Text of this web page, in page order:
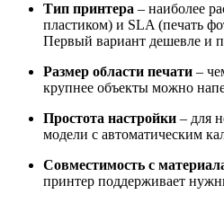
Тип принтера – наиболее
пластиком) и SLA (печать
Первый вариант дешевле и
Размер области печати –
крупнее объекты можно
Простота настройки – для
модели с автоматическим
Совместимость с
принтер поддерживает